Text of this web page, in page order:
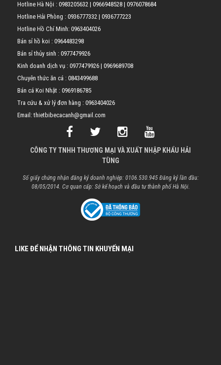
Hotline Hà Nội : 0983205632 | 0966948528 | 0976078684
Hotline Hải Phòng : 0936777332 | 0936777223
Hotline Hồ Chí Minh: 0963404026
Bán sỉ hồ koi : 0964483298
Bán sỉ thủy sinh : 0977479926
Kinh doanh dịch vụ : 0977479926 | 0969689708
Chuyên thức ăn cá : 0843499688
Bán cá Koi Nhật : 0969186785
Tra cứu & xử lý đơn hàng : 0963404026
Email: thietbibecacanh@gmail.com
CÔNG TY TNHH THƯƠNG MẠI VÀ XUẤT NHẬP KHẨU HẢI
TÙNG
Số giấy chứng nhận đăng ký doanh nghiệp: 0106.530.945 Đăng ký lần đầu:
08/05/2014. Cơ quan cấp: Sở kế hoạch và đầu tư thành phố Hà Nội.
LIKE ĐỂ NHẬN THÔNG TIN KHUYẾN MẠI